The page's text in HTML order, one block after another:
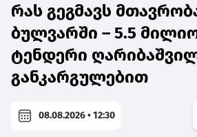
რას გეგმავს
ბულვარში – 5.5
ტენდერი
განკარგულებით
08.08.2026 • 12:30